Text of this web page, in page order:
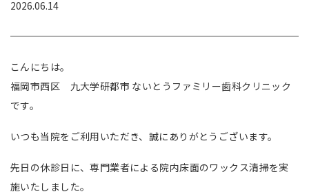
2026.06.14
こんにちは。
福岡市西区 九大学研都市 ないとうファミリー歯科クリニック
です。
いつも当院をご利用いただき、誠にありがとうございます。
先日の休診日に、専門業者による院内床面のワックス清掃を実
施いたしました。